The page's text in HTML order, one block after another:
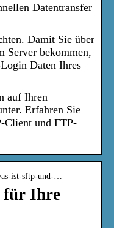
Datentransfer
Damit Sie über
Server bekommen,
Daten Ihres
auf Ihren
Erfahren Sie
Client und FTP-
ist-sftp-und-…
für Ihre